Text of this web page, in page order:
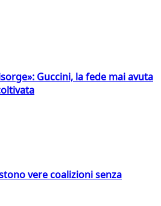
Guccini, la fede mai avuta
vere coalizioni senza